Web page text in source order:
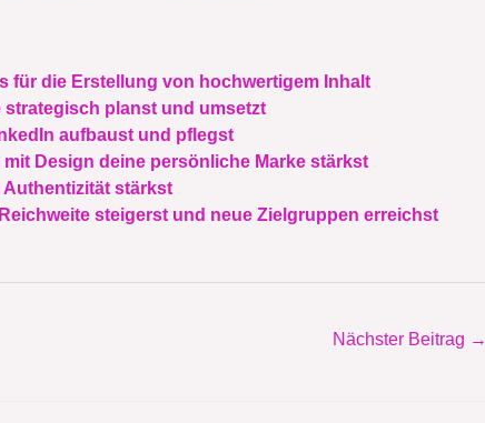
für die Erstellung von hochwertigem Inhalt
planst und umsetzt
aufbaust und pflegst
Design deine persönliche Marke stärkst
stärkst
steigerst und neue Zielgruppen erreichst
Nächster Beitrag →